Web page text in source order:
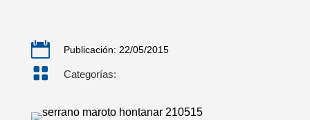
 Publicación: 22/05/2015
 Categorías: